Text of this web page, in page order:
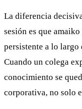
La diferencia
sesión es que
persistente a lo largo
Cuando un colega
conocimiento se
corporativa, no solo